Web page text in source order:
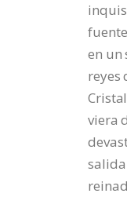
en un
reyes
viera